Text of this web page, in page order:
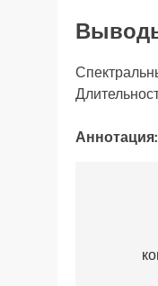
Аннотация: